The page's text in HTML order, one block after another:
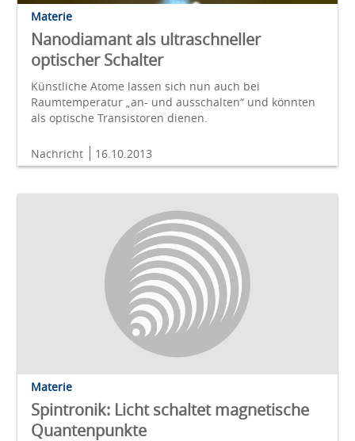
Materie
Nanodiamant als ultraschneller
optischer Schalter
Künstliche Atome lassen sich nun auch bei
Raumtemperatur „an- und ausschalten“ und könnten
als optische Transistoren dienen.
Nachricht 16.10.2013
Materie
Spintronik: Licht schaltet magnetische
Quantenpunkte